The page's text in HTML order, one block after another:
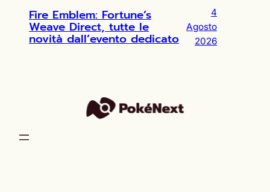
Fire Emblem: Fortune’s
Weave Direct, tutte le
novità dall’evento dedicato
4
Agosto
2026